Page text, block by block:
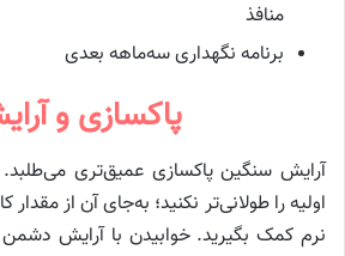
منافذ
برنامه نگهداری سه‌ماهه بعدی
پاکسازی و
آرایش سنگین پاکسازی عمیق‌تری
اولیه را طولانی‌تر نکنید؛ به‌جای آن از
نرم کمک بگیرید. خوابیدن با آرایش